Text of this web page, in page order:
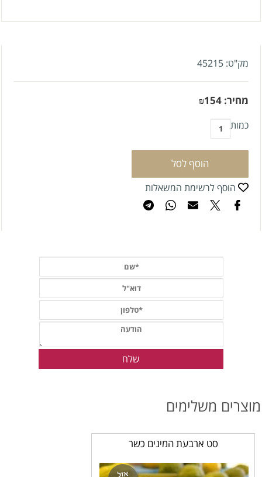
מק"ט: 45215
מחיר: ₪154
כמות
הוסף לסל
הוסף לרשימת המשאלות
משלימים
סט ארבעת המינים כשר